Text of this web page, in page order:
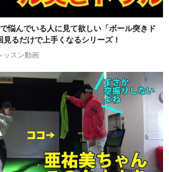
悩んでいる人に見て欲しい「ボール突きド
るだけで上手くなるシリーズ！
ッスン動画